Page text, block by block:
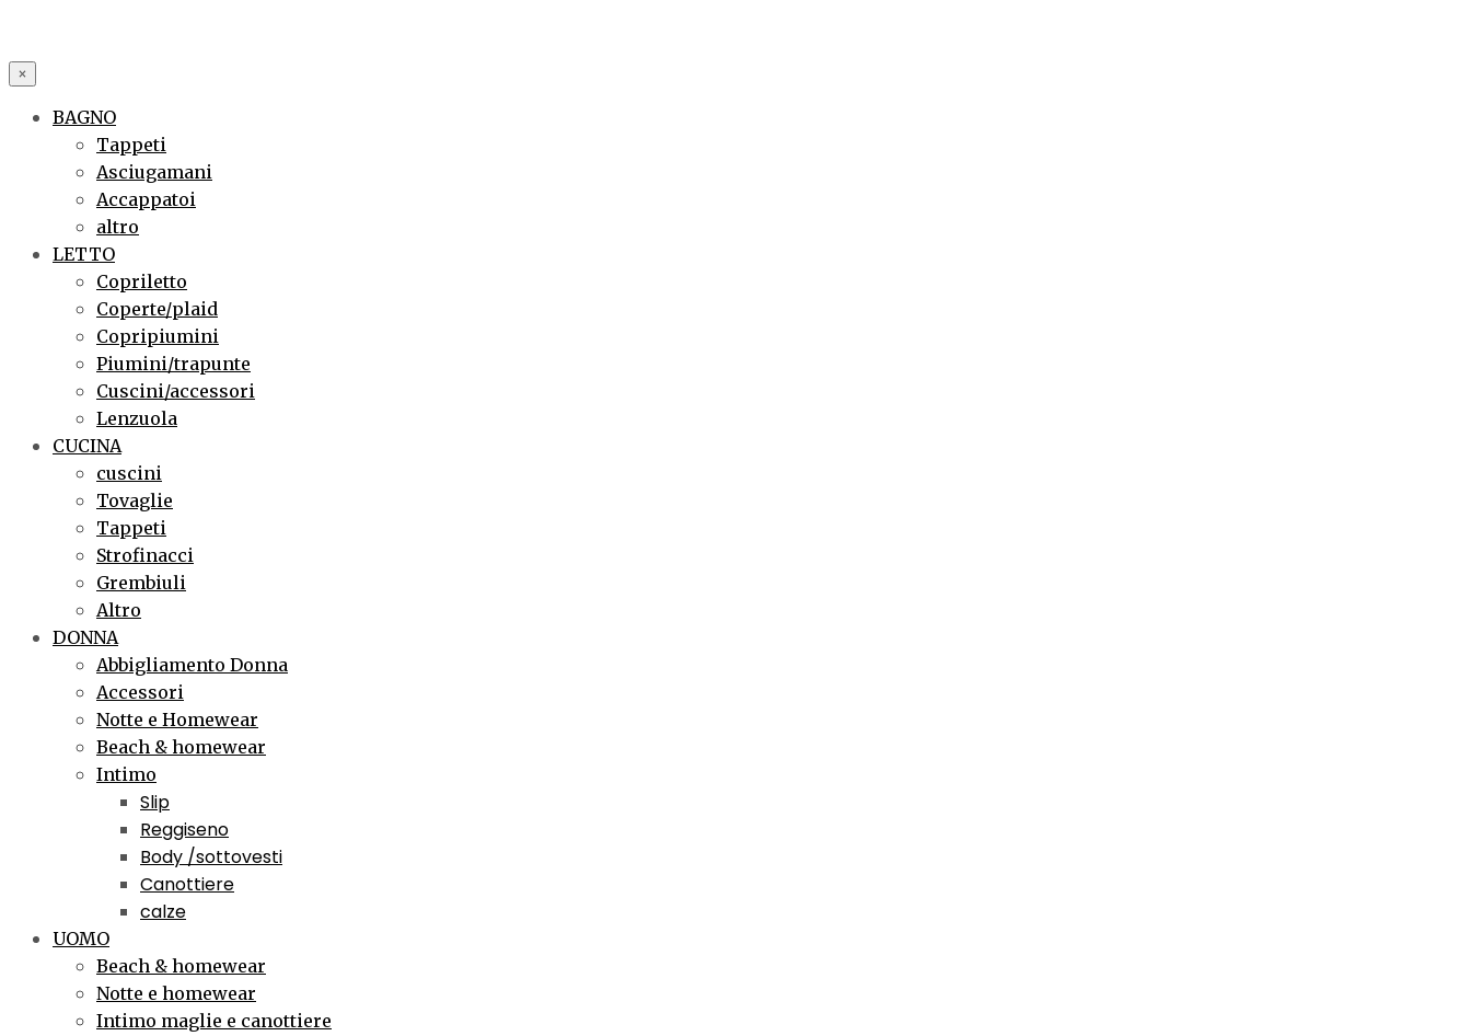
×
BAGNO
Tappeti
Asciugamani
Accappatoi
altro
LETTO
Copriletto
Coperte/plaid
Copripiumini
Piumini/trapunte
Cuscini/accessori
Lenzuola
CUCINA
cuscini
Tovaglie
Tappeti
Strofinacci
Grembiuli
Altro
DONNA
Abbigliamento Donna
Accessori
Notte e Homewear
Beach & homewear
Intimo
Slip
Reggiseno
Body /sottovesti
Canottiere
calze
UOMO
Beach & homewear
Notte e homewear
Intimo maglie e canottiere